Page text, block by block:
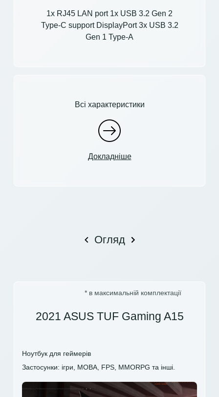
1x RJ45 LAN port 1x USB 3.2 Gen 2
Type-C support DisplayPort 3x USB 3.2
Gen 1 Type-A
Всі характеристики
Докладніше
Огляд
* в максимальній комплектації
2021 ASUS TUF Gaming A15
Ноутбук для геймерів
Застосунки: ігри, MOBA, FPS, MMORPG та інші.